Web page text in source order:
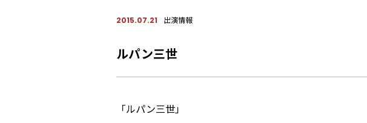
2015.07.21 出演情報
ルパン三世
「ルパン三世」